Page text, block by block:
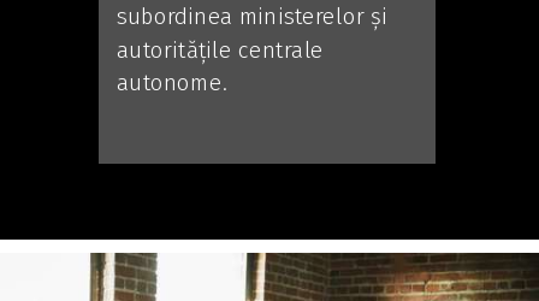
subordinea ministerelor și
autoritățile centrale
autonome.